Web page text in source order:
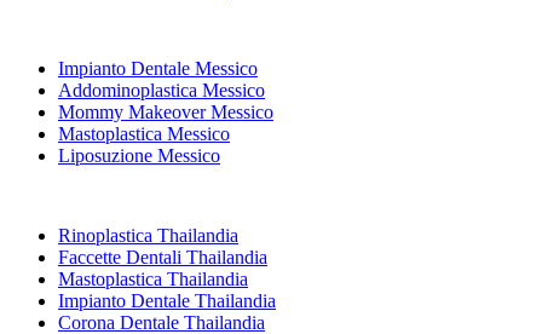
Impianto Dentale Messico
Addominoplastica Messico
Mommy Makeover Messico
Mastoplastica Messico
Liposuzione Messico
Rinoplastica Thailandia
Faccette Dentali Thailandia
Mastoplastica Thailandia
Impianto Dentale Thailandia
Corona Dentale Thailandia